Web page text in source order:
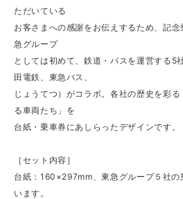
ただいている
お客さまへの感謝をお伝えするため、記
急グループ
としては初めて、鉄道・バスを運営する5
田電鉄、東急バス、
じょうてつ）がコラボ。各社の歴史を彩
る車両たち」を
台紙・乗車券にあしらったデザインです。
［セット内容］
台紙：160×297mm、東急グループ５社の
います。